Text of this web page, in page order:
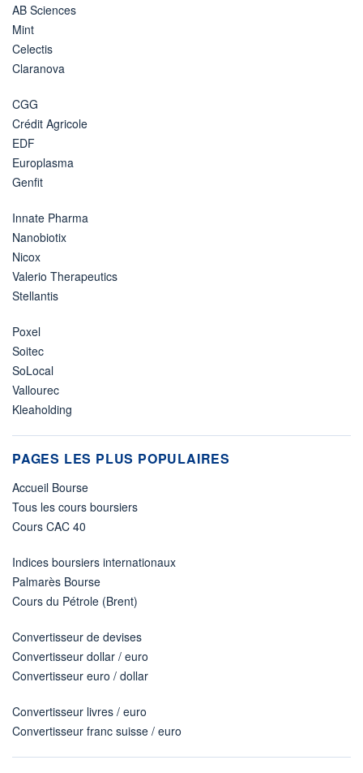
AB Sciences
Mint
Celectis
Claranova
CGG
Crédit Agricole
EDF
Europlasma
Genfit
Innate Pharma
Nanobiotix
Nicox
Valerio Therapeutics
Stellantis
Poxel
Soitec
SoLocal
Vallourec
Kleaholding
PAGES LES PLUS POPULAIRES
Accueil Bourse
Tous les cours boursiers
Cours CAC 40
Indices boursiers internationaux
Palmarès Bourse
Cours du Pétrole (Brent)
Convertisseur de devises
Convertisseur dollar / euro
Convertisseur euro / dollar
Convertisseur livres / euro
Convertisseur franc suisse / euro